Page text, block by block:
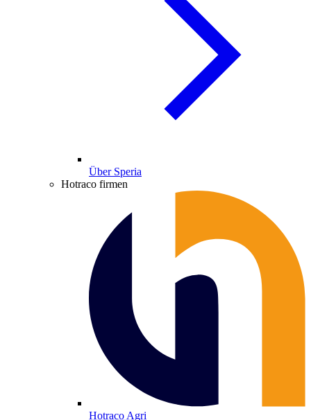
Über Speria
Hotraco firmen
Hotraco Agri